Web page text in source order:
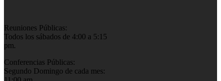
Reuniones Públicas:
Todos los sábados de 4:00 a 5:15
pm.
Conferencias Públicas:
Segundo Domingo de cada mes: